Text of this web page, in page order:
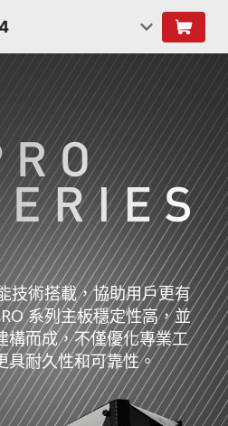
技術搭載，協助用戶更有
系列主板穩定性高，並
構而成，不僅優化專業工
具耐久性和可靠性。